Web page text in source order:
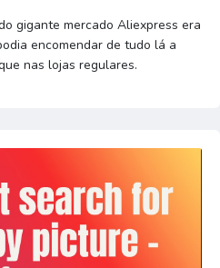
gigante mercado Aliexpress era
encomendar de tudo lá a
nas lojas regulares.